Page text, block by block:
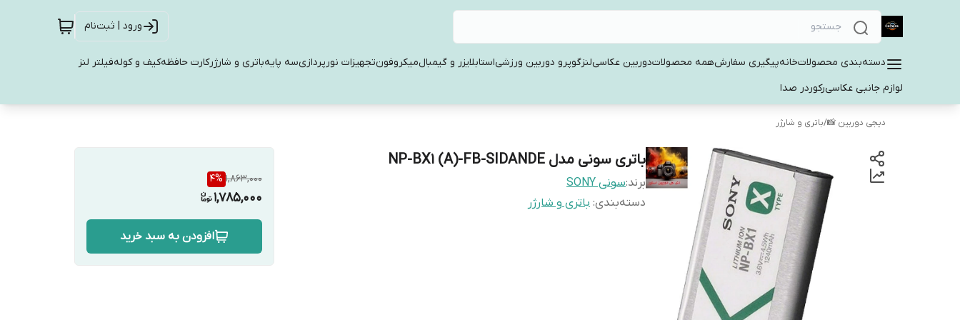
ورود | ثبت‌نام
دسته‌بندی محصولاتخانهپیگیری سفارشهمه محصولاتدوربین عکاسیلنزگوپرو دوربین ورزشیاستابلایزر و گیمبالمیکروفونتجهیزات نورپردازیسه پایهباتری و شارژرکارت حافظهکیف و کولهفیلتر لنز
لوازم جانبی عکاسیرکوردر صدا
دیجی دوربین 📸/باتری و شارژر
باتری سونی مدل NP-BX1 (A)-FB-SIDANDE
برند:سونی SONY
دسته‌بندی: باتری و شارژر
1,863,000
4%
1,785,000
افزودن به سبد خرید